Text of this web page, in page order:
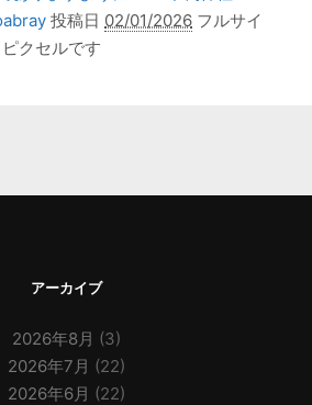
投稿日 02/01/2026 フルサイ
ピクセルです
アーカイブ
2026年8月 (3)
2026年7月 (22)
2026年6月 (22)